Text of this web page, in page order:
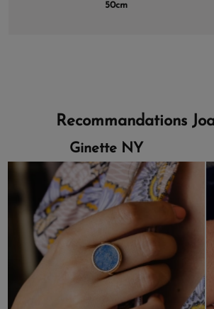
50cm
Recommandations
Ginette NY